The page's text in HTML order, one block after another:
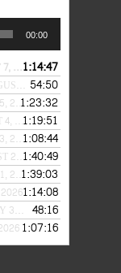
00:00
1:14:47
2026
54:50
1:23:32
1:19:51
1:08:44
1:40:49
1:39:03
1:14:08
2026
48:16
1:07:16